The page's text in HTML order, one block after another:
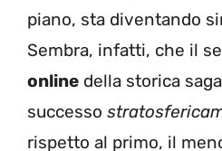
piano, sta diventando
Sembra, infatti, che il
online della storica
successo
rispetto al primo, il